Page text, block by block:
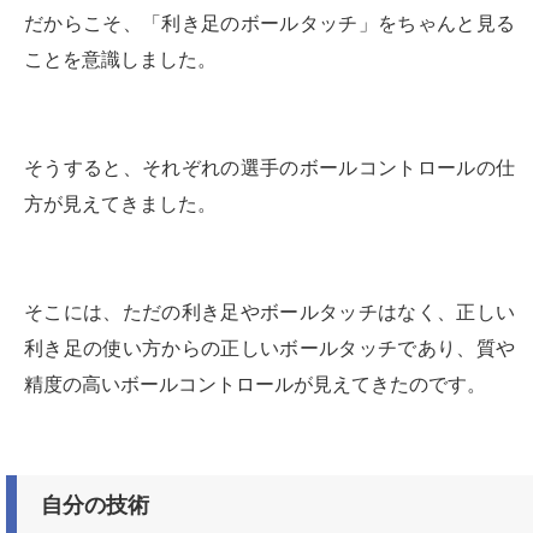
だからこそ、「利き足のボールタッチ」をちゃんと見る
ことを意識しました。
そうすると、それぞれの選手のボールコントロールの仕
方が見えてきました。
そこには、ただの利き足やボールタッチはなく、正しい
利き足の使い方からの正しいボールタッチであり、質や
精度の高いボールコントロールが見えてきたのです。
自分の技術